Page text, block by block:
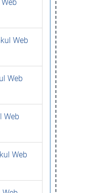
Web
Web
Web
Web